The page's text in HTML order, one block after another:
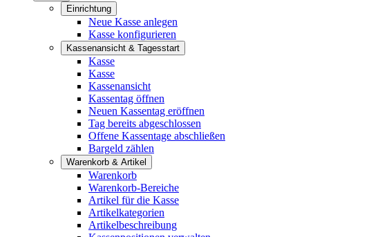
Einrichtung
Neue Kasse anlegen
Kasse konfigurieren
Kassenansicht & Tagesstart
Kasse
Kasse
Kassenansicht
Kassentag öffnen
Neuen Kassentag eröffnen
Tag bereits abgeschlossen
Offene Kassentage abschließen
Bargeld zählen
Warenkorb & Artikel
Warenkorb
Warenkorb-Bereiche
Artikel für die Kasse
Artikelkategorien
Artikelbeschreibung